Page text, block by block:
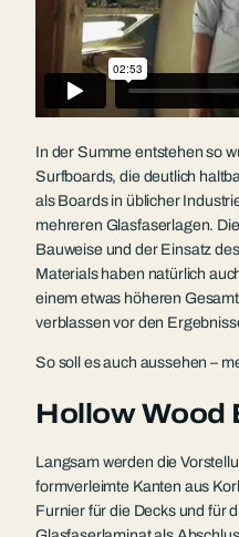
In der Summe entstehen so
Surfboards, die deutlich
als Boards in üblicher
mehreren Glasfaserlagen.
Bauweise und der Einsatz
Materials haben natürlich
einem etwas höheren
verblassen vor den
So soll es auch aussehen –
Hollow Wood
Langsam werden die
formverleimte Kanten aus
Furnier für die Decks und für